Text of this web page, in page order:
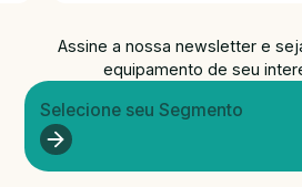
Assine a nossa newsletter e
equipamento de seu
Selecione seu Segmento